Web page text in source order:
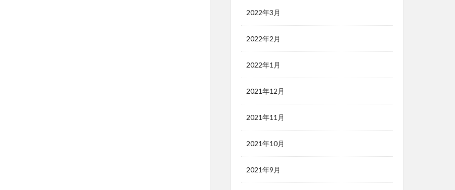
2022年3月
2022年2月
2022年1月
2021年12月
2021年11月
2021年10月
2021年9月